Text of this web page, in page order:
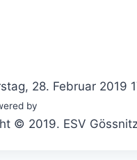
28. Februar 2019
by
© 2019. ESV